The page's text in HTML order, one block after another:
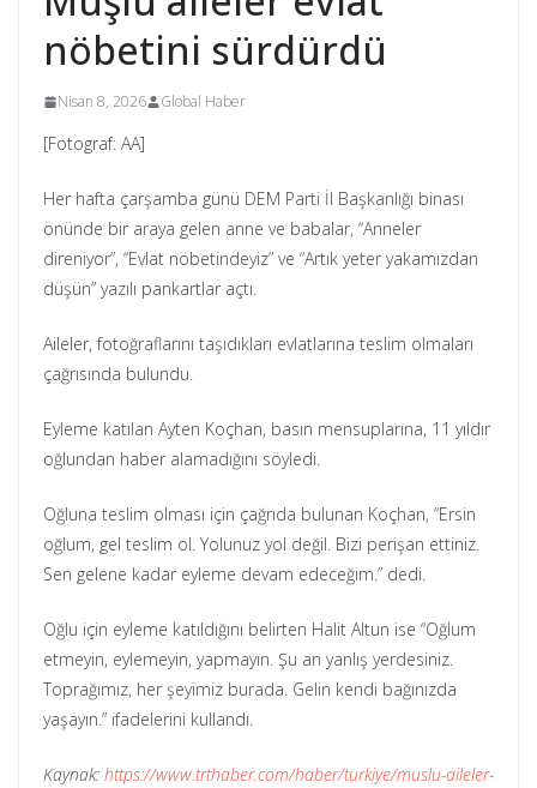
nöbetini sürdürdü
Nisan 8, 2026 Global Haber
[Fotograf: AA]
Her hafta çarşamba günü DEM Parti İl Başkanlığı binası
önünde bir araya gelen anne ve babalar, “Anneler
direniyor”, “Evlat nöbetindeyiz” ve “Artık yeter yakamızdan
düşün” yazılı pankartlar açtı.
Aileler, fotoğraflarını taşıdıkları evlatlarına teslim olmaları
çağrısında bulundu.
Eyleme katılan Ayten Koçhan, basın mensuplarına, 11 yıldır
oğlundan haber alamadığını söyledi.
Oğluna teslim olması için çağrıda bulunan Koçhan, “Ersin
oğlum, gel teslim ol. Yolunuz yol değil. Bizi perişan ettiniz.
Sen gelene kadar eyleme devam edeceğim.” dedi.
Oğlu için eyleme katıldığını belirten Halit Altun ise “Oğlum
etmeyin, eylemeyin, yapmayın. Şu an yanlış yerdesiniz.
Toprağımız, her şeyimiz burada. Gelin kendi bağınızda
yaşayın.” ifadelerini kullandı.
Kaynak: https://www.trthaber.com/haber/turkiye/muslu-aileler-